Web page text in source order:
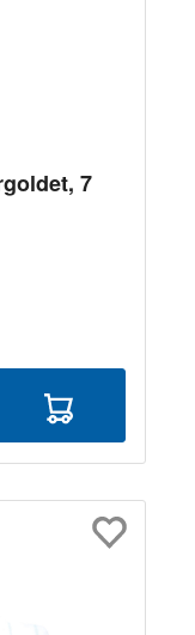
von 5 Sternen
7